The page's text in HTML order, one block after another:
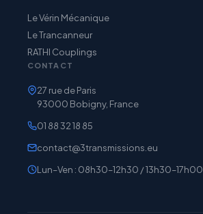
Le Vérin Mécanique
Le Trancanneur
RATHI Couplings
CONTACT
27 rue de Paris
93000 Bobigny, France
01 88 32 18 85
contact@3transmissions.eu
Lun–Ven : 08h30–12h30 / 13h30–17h00